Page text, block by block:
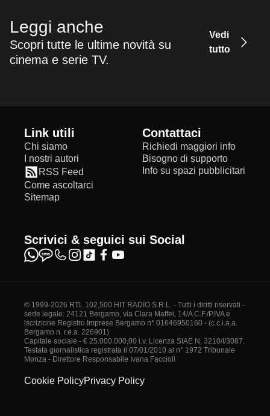
Leggi anche
Scopri tutte le ultime novità su
cinema e serie TV.
Vedi
tutto
Link utili
Chi siamo
I nostri autori
RSS Feed
Come ascoltarci
Sitemap
Contattaci
Richiedi maggiori info
Bisogno di supporto
Info su spazi pubblicitari
Scrivici & seguici sui Social
© 1999-2026 RTL 102,500 HIT RADIO S.R.L. - Tutti i diritti riservati -
sede legale: 24121 Bergamo, via Clara Maffei, 14/A C.F./P.IVA e
iscrizione Registro Imprese Bergamo n° 01646950160 - (c.c.i.a.a.
Bergamo n. r.e.a. 226901)
Capitale sociale - € 25.000.000,00 i.v. Licenza SIAE N. 3210/I/3087.
Testata giornalistica registrata il 07/01/2010 al n° 1972 Tribunale
Monza - Direttore Responsabile Ivana Faccioli
Cookie PolicyPrivacy Policy